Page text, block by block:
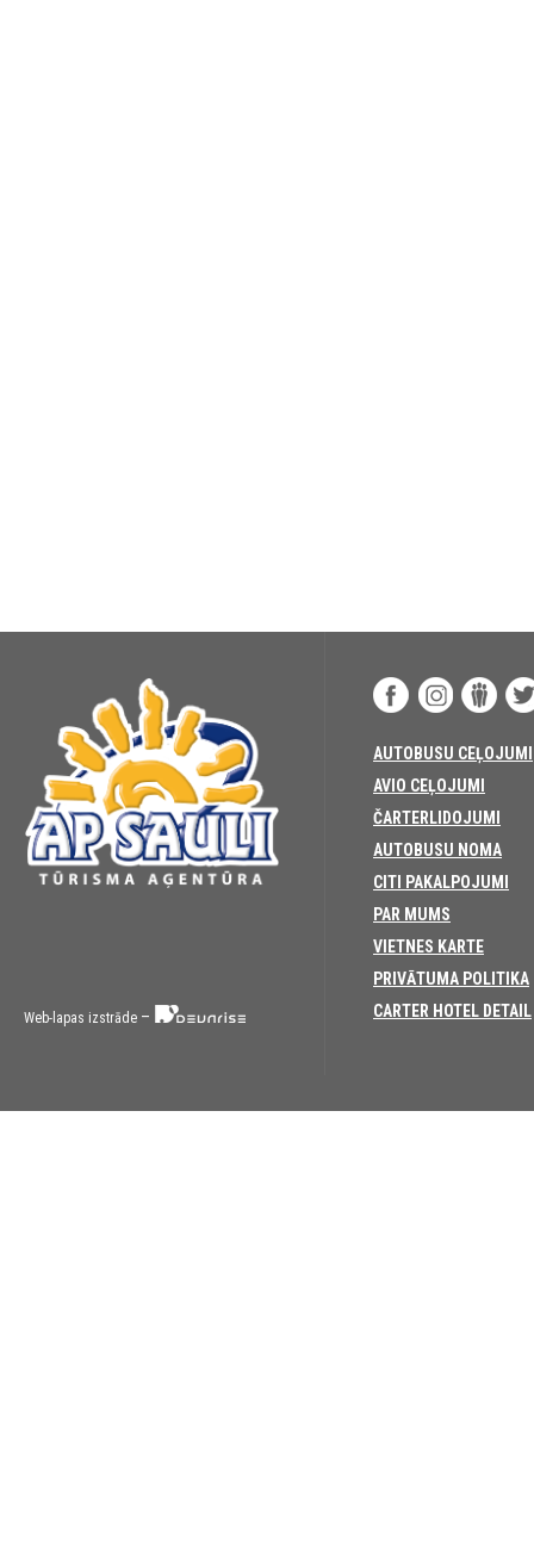
Web-lapas izstrāde –
AUTOBUSU CEĻOJUMI
AVIO CEĻOJUMI
ČARTERLIDOJUMI
AUTOBUSU NOMA
CITI PAKALPOJUMI
PAR MUMS
VIETNES KARTE
PRIVĀTUMA POLITIKA
CARTER HOTEL DETAIL